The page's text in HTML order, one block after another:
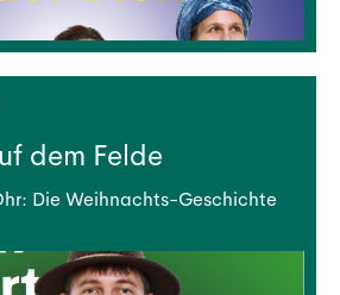
dem Felde
Die Weihnachts-Geschichte